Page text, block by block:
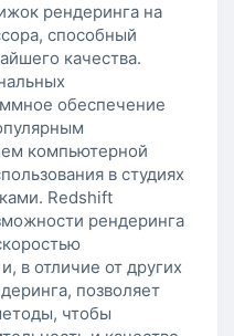
рендеринга на
способный
качества.
обеспечение
компьютерной
в студиях
Redshift
рендеринга
в отличие от других
позволяет
чтобы